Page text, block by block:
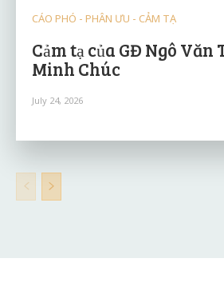
CÁO PHÓ - PHÂN ƯU - CẢM TẠ
Cảm tạ của GĐ Ngô Văn
Minh Chúc
July 24, 2026